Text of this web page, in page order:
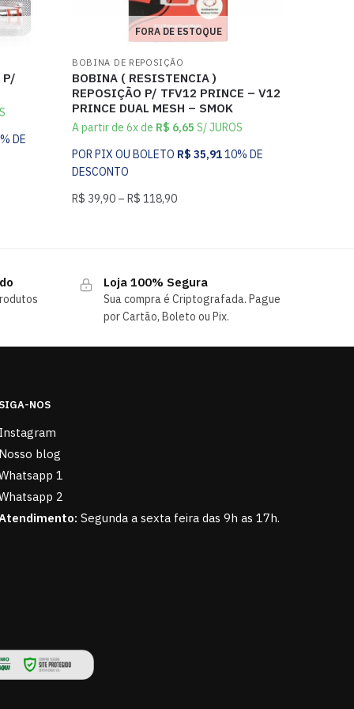
P/
DE
FORA DE ESTOQUE
BOBINA DE REPOSIÇÃO
BOBINA ( RESISTENCIA )
REPOSIÇÃO P/ TFV12 PRINCE – V12
PRINCE DUAL MESH – SMOK
A partir de 6x de R$ 6,65 S/ JUROS
POR PIX OU BOLETO R$ 35,9110% DE
DESCONTO
R$ 39,90– R$ 118,90
Loja 100% Segura
Sua compra é Criptografada. Pague
por Cartão, Boleto ou Pix.
NOS
blog
1
2
Segunda a sexta feira das 9h as 17h.